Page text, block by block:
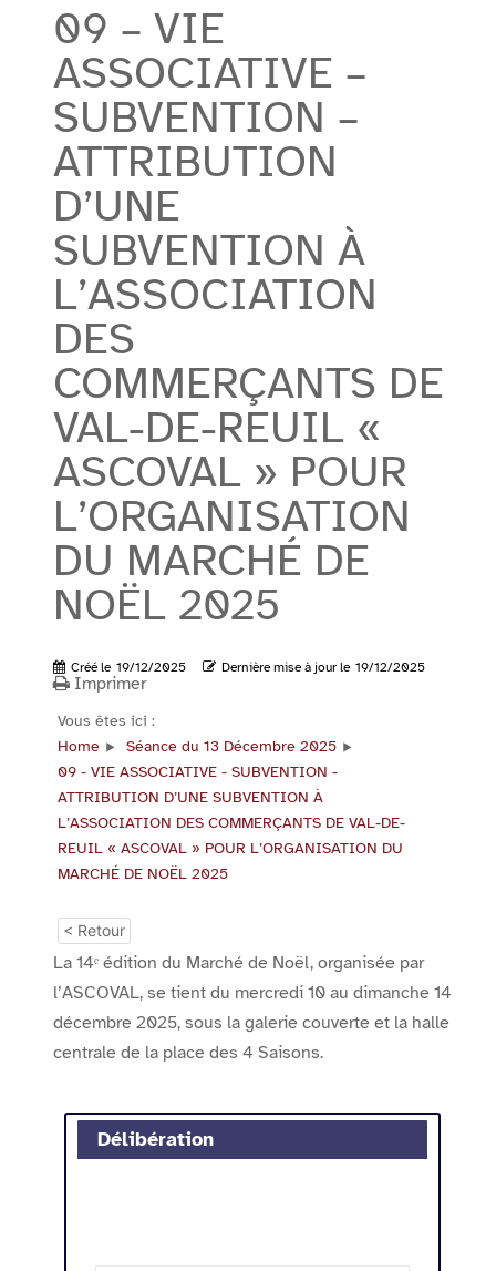
09 – VIE
ASSOCIATIVE –
SUBVENTION –
ATTRIBUTION
D’UNE
SUBVENTION À
L’ASSOCIATION
DES
COMMERÇANTS DE
VAL-DE-REUIL «
ASCOVAL » POUR
L’ORGANISATION
DU MARCHÉ DE
NOËL 2025
Créé le 19/12/2025 Dernière mise à jour le 19/12/2025
Imprimer
Vous êtes ici :
Home
Séance du 13 Décembre 2025
09 - VIE ASSOCIATIVE - SUBVENTION -
ATTRIBUTION D’UNE SUBVENTION À
L’ASSOCIATION DES COMMERÇANTS DE VAL-DE-
REUIL « ASCOVAL » POUR L’ORGANISATION DU
MARCHÉ DE NOËL 2025
< Retour
La 14ᵉ édition du Marché de Noël, organisée par
l’ASCOVAL, se tient du mercredi 10 au dimanche 14
décembre 2025, sous la galerie couverte et la halle
centrale de la place des 4 Saisons.
Délibération